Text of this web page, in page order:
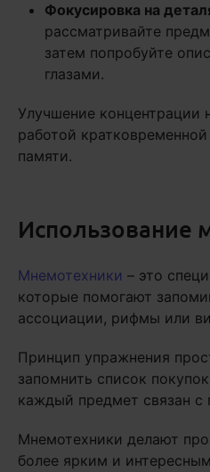
Фокусировка на
рассматривайте
затем попробуйте
глазами.
Улучшение концентрации
работой
памяти.
Использование
Мнемотехники – это
которые помогают
ассоциации, рифмы или
Принцип упражнения
запомнить список
каждый предмет связан
Мнемотехники делают
более ярким и